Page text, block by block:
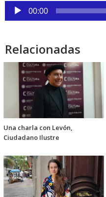
Reproductor
de
00:00
Relacionadas
Una charla con Levón,
Ciudadano Ilustre